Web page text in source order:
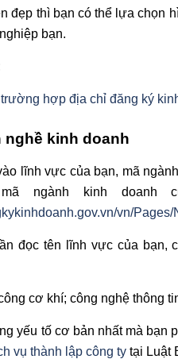
đẹp thì bạn có thể lựa chọn
bạn.
hợp địa chỉ đăng ký
nghề kinh doanh
lĩnh vực của bạn, mã
ngành kinh doanh
vn/
đọc tên lĩnh vực của bạn,
cơ khí; công nghệ thông
yếu tố cơ bản nhất mà bạn
vụ thành lập công ty tại Luật